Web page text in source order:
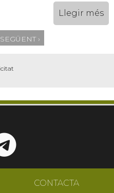
Llegir més
SEGÜENT ›
CONTACTA